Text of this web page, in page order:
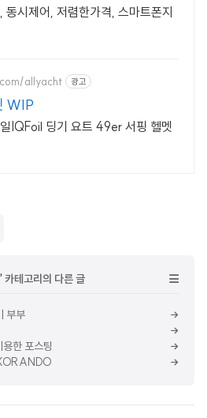
시제어, 저렴한가격, 스마트폰지
allyacht 광고
WIP
IQFoil 딩기 요트 49er 서핑 헬멧
테고리의 다른 글
부부
한 포스팅